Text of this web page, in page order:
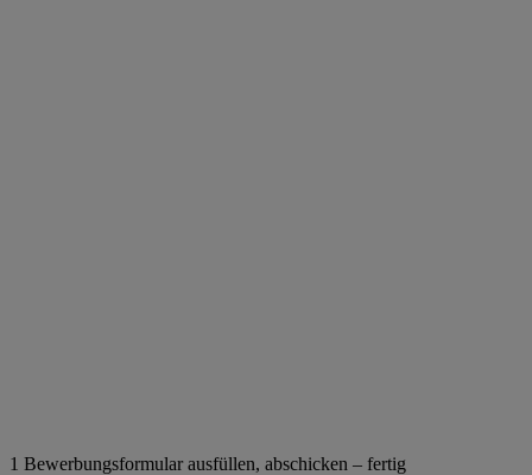
1 Bewerbungsformular ausfüllen, abschicken – fertig